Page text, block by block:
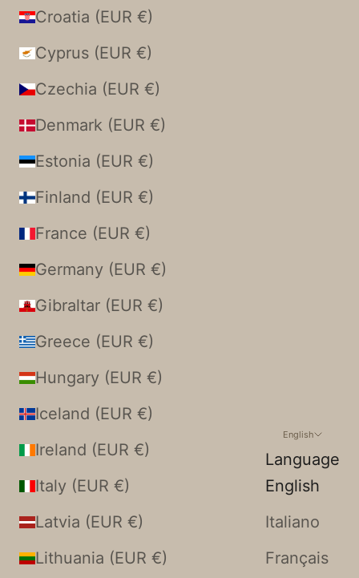
Croatia (EUR €)
Cyprus (EUR €)
Czechia (EUR €)
Denmark (EUR €)
Estonia (EUR €)
Finland (EUR €)
France (EUR €)
Germany (EUR €)
Gibraltar (EUR €)
Greece (EUR €)
Hungary (EUR €)
Iceland (EUR €)
Ireland (EUR €)
Italy (EUR €)
Latvia (EUR €)
Lithuania (EUR €)
English
Language
English
Italiano
Français